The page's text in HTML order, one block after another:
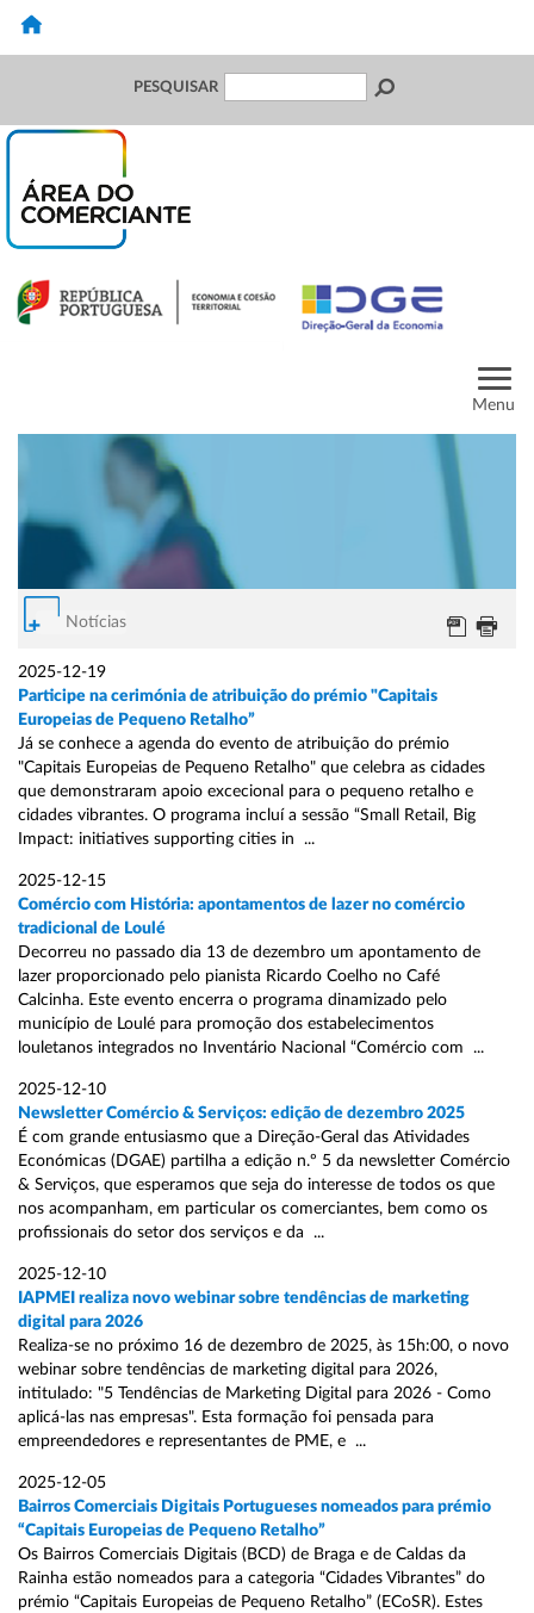
PESQUISAR
Menu
Notícias
2025-12-19
Participe na cerimónia de atribuição do prémio "Capitais
Europeias de Pequeno Retalho”
Já se conhece a agenda do evento de atribuição do prémio
"Capitais Europeias de Pequeno Retalho" que celebra as cidades
que demonstraram apoio excecional para o pequeno retalho e
cidades vibrantes. O programa incluí a sessão “Small Retail, Big
Impact: initiatives supporting cities in ...
2025-12-15
Comércio com História: apontamentos de lazer no comércio
tradicional de Loulé
Decorreu no passado dia 13 de dezembro um apontamento de
lazer proporcionado pelo pianista Ricardo Coelho no Café
Calcinha. Este evento encerra o programa dinamizado pelo
município de Loulé para promoção dos estabelecimentos
louletanos integrados no Inventário Nacional “Comércio com ...
2025-12-10
Newsletter Comércio & Serviços: edição de dezembro 2025
É com grande entusiasmo que a Direção-Geral das Atividades
Económicas (DGAE) partilha a edição n.º 5 da newsletter Comércio
& Serviços, que esperamos que seja do interesse de todos os que
nos acompanham, em particular os comerciantes, bem como os
profissionais do setor dos serviços e da ...
2025-12-10
IAPMEI realiza novo webinar sobre tendências de marketing
digital para 2026
Realiza-se no próximo 16 de dezembro de 2025, às 15h:00, o novo
webinar sobre tendências de marketing digital para 2026,
intitulado: "5 Tendências de Marketing Digital para 2026 - Como
aplicá-las nas empresas". Esta formação foi pensada para
empreendedores e representantes de PME, e ...
2025-12-05
Bairros Comerciais Digitais Portugueses nomeados para prémio
“Capitais Europeias de Pequeno Retalho”
Os Bairros Comerciais Digitais (BCD) de Braga e de Caldas da
Rainha estão nomeados para a categoria “Cidades Vibrantes” do
prémio “Capitais Europeias de Pequeno Retalho” (ECoSR). Estes